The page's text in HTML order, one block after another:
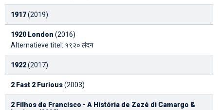
1917(2019)
1920 London (2016)
Alternatieve titel: १९२० लंदन
1922(2017)
2 Fast 2 Furious(2003)
2 Filhos de Francisco - A História de Zezé di Camargo &